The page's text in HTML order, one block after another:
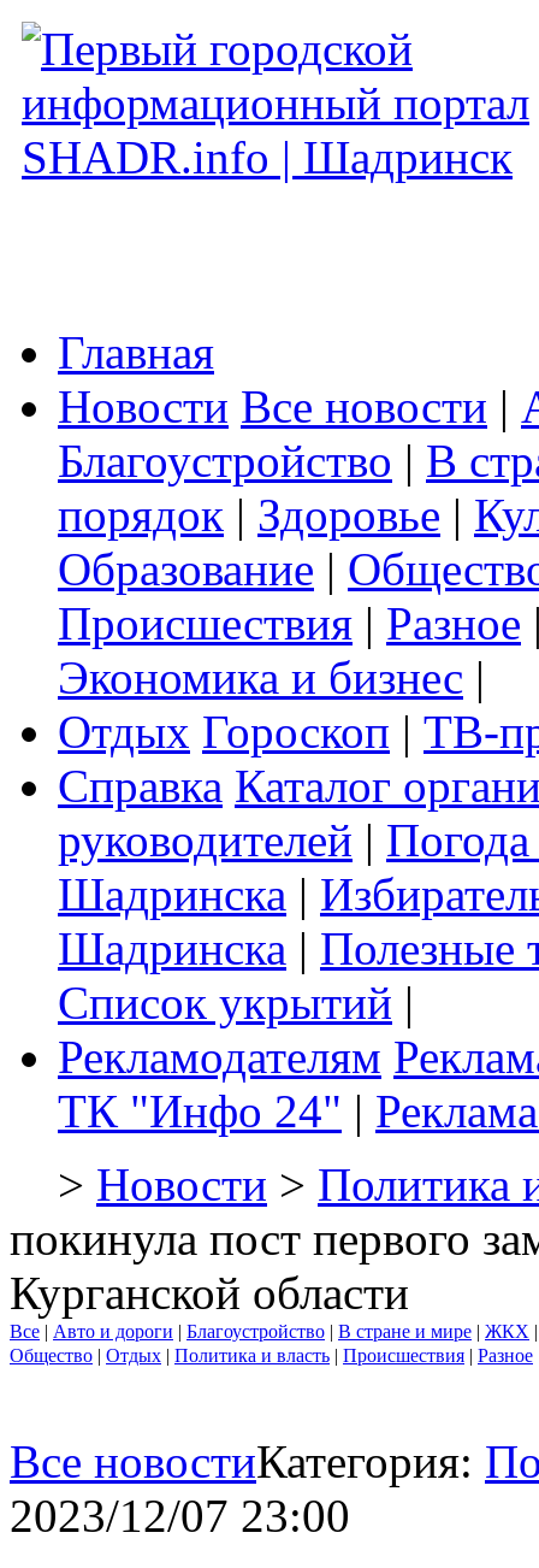
Главная
Новости Все новости |
Благоустройство | В
порядок | Здоровье |
Образование |
Происшествия | Разное
Экономика и бизнес |
Отдых Гороскоп | ТВ-
Справка Каталог
руководителей |
Шадринска |
Шадринска | Полезные
Список укрытий |
Рекламодателям
ТК "Инфо 24" |
> Новости > Политика
покинула пост первого
Курганской области
Все | Авто и дороги | Благоустройство | В стране и мире | ЖКХ
Общество | Отдых | Политика и власть | Происшествия | Разное
Все новостиКатегория:
2023/12/07 23:00